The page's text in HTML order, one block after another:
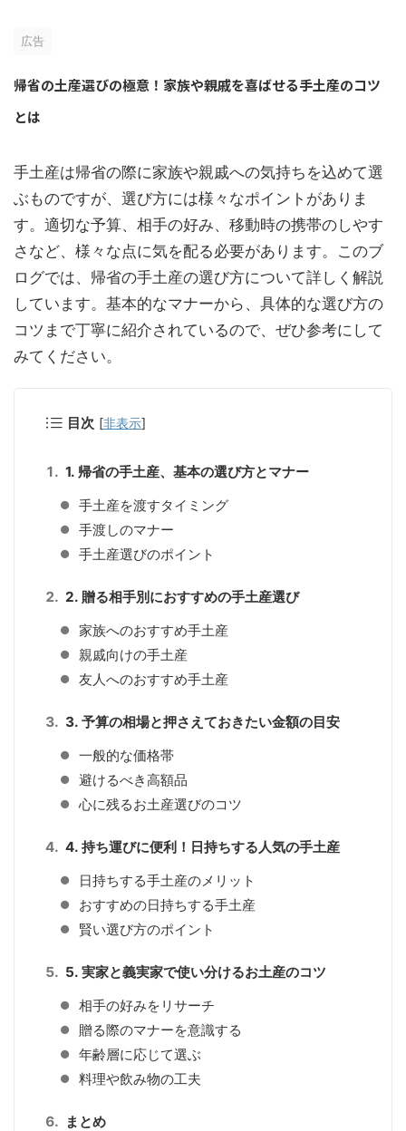
広告
帰省の土産選びの極意！家族や親戚を喜ばせる手土産のコツ
とは
手土産は帰省の際に家族や親戚への気持ちを込めて選
ぶものですが、選び方には様々なポイントがありま
す。適切な予算、相手の好み、移動時の携帯のしやす
さなど、様々な点に気を配る必要があります。このブ
ログでは、帰省の手土産の選び方について詳しく解説
しています。基本的なマナーから、具体的な選び方の
コツまで丁寧に紹介されているので、ぜひ参考にして
みてください。
目次 [非表示]
1. 帰省の手土産、基本の選び方とマナー
手土産を渡すタイミング
手渡しのマナー
手土産選びのポイント
2. 贈る相手別におすすめの手土産選び
家族へのおすすめ手土産
親戚向けの手土産
友人へのおすすめ手土産
3. 予算の相場と押さえておきたい金額の目安
一般的な価格帯
避けるべき高額品
心に残るお土産選びのコツ
4. 持ち運びに便利！日持ちする人気の手土産
日持ちする手土産のメリット
おすすめの日持ちする手土産
賢い選び方のポイント
5. 実家と義実家で使い分けるお土産のコツ
相手の好みをリサーチ
贈る際のマナーを意識する
年齢層に応じて選ぶ
料理や飲み物の工夫
まとめ